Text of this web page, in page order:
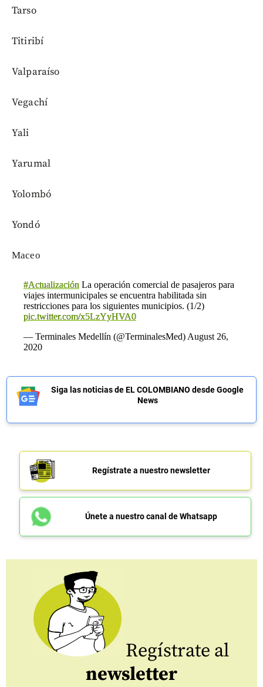
Tarso
Titiribí
Valparaíso
Vegachí
Yali
Yarumal
Yolombó
Yondó
Масео
#Actualización La operación comercial de pasajeros para
viajes intermunicipales se encuentra habilitada sin
restricciones para los siguientes municipios. (1/2)
pic.twitter.com/x5LzYyHVA0
— Terminales Medellín (@TerminalesMed) August 26,
2020
Siga las noticias de EL COLOMBIANO desde Google
News
Regístrate a nuestro newsletter
Únete a nuestro canal de Whatsapp
Regístrate al
newsletter